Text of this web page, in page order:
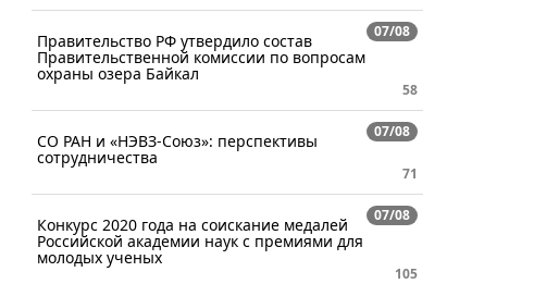
07/08
Правительство РФ утвердило состав
Правительственной комиссии по вопросам
охраны озера Байкал
58
07/08
СО РАН и «НЭВЗ-Союз»: перспективы
сотрудничества
71
07/08
Конкурс 2020 года на соискание медалей
Российской академии наук с премиями для
молодых ученых
105